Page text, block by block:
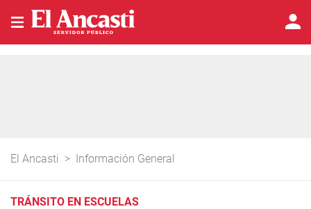
El Ancasti > Información General
TRÁNSITO EN ESCUELAS